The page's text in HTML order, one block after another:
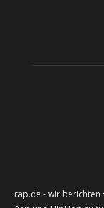
rap.de - wir berichten